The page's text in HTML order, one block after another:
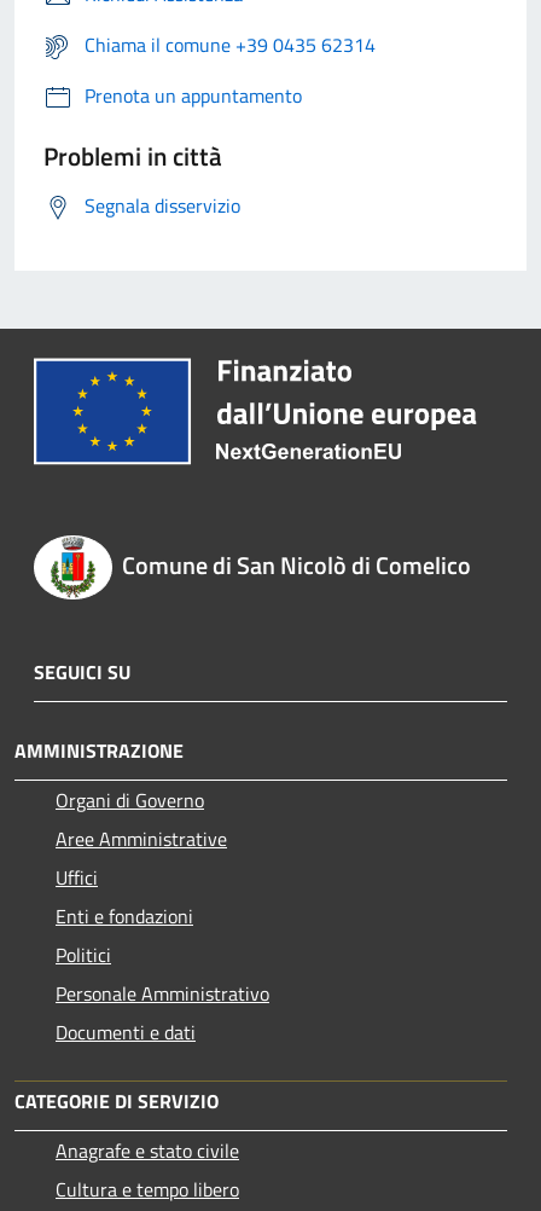
Chiama il comune +39 0435 62314
Prenota un appuntamento
Problemi in città
Segnala disservizio
Comune di San Nicolò di Comelico
SEGUICI SU
AMMINISTRAZIONE
Organi di Governo
Aree Amministrative
Uffici
Enti e fondazioni
Politici
Personale Amministrativo
Documenti e dati
CATEGORIE DI SERVIZIO
Anagrafe e stato civile
Cultura e tempo libero